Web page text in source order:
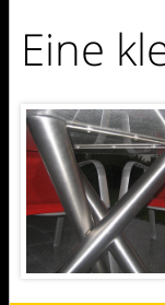
Eine